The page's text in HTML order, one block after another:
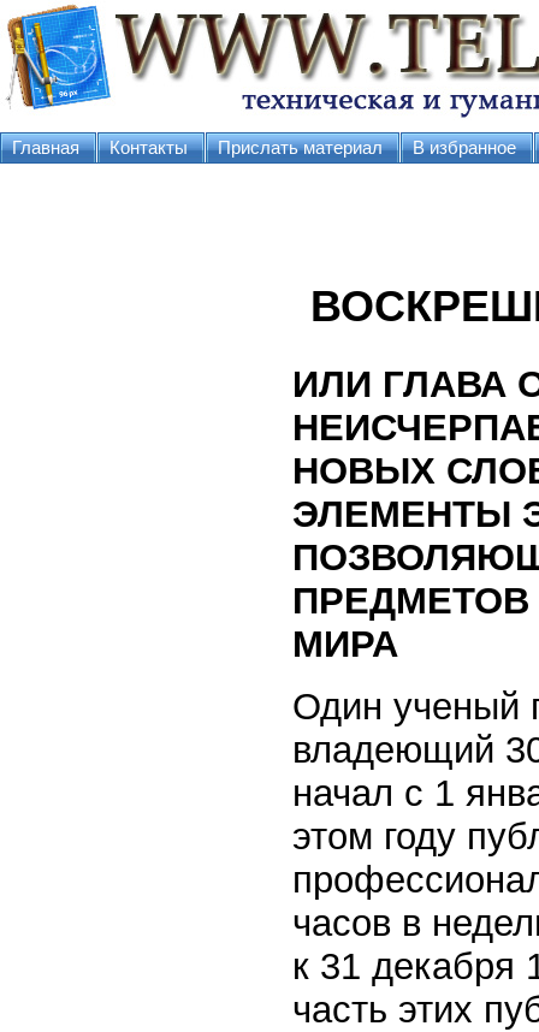
Главная Контакты Прислать материал В избранное
ИЛИ ГЛАВА
НОВЫХ
ЭЛЕМЕНТЫ
МИРА
Один ученый
владеющий
начал с 1
этом году
часов в
к 31 декабря
часть этих